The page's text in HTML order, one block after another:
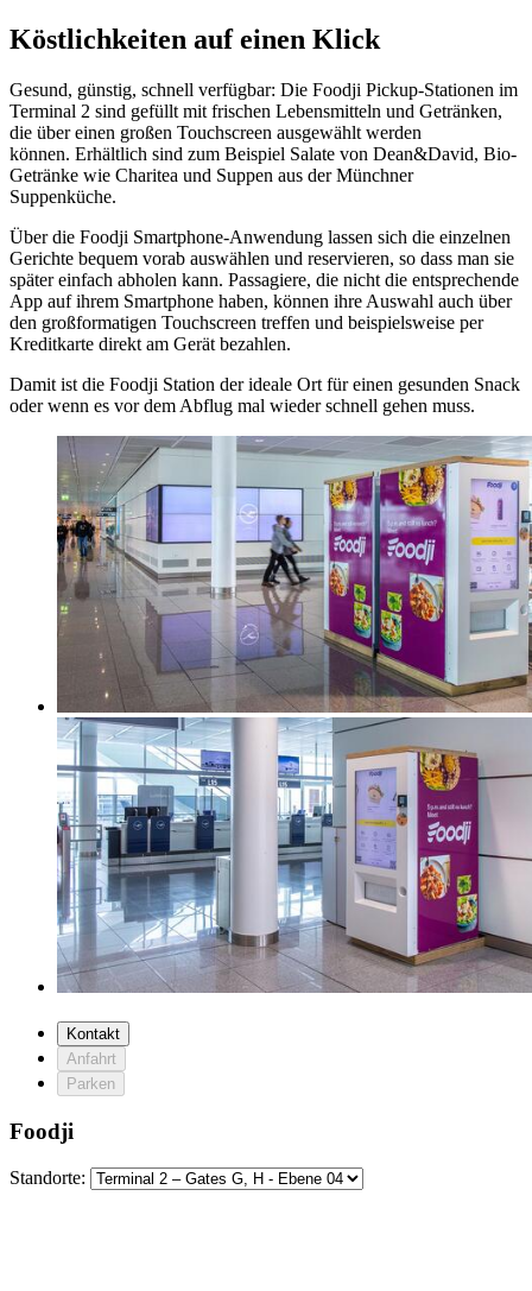
Köstlichkeiten auf einen Klick
Gesund, günstig, schnell verfügbar: Die Foodji Pickup-Stationen im
Terminal 2 sind gefüllt mit frischen Lebensmitteln und Getränken,
die über einen großen Touchscreen ausgewählt werden
können. Erhältlich sind zum Beispiel Salate von Dean&David, Bio-
Getränke wie Charitea und Suppen aus der Münchner
Suppenküche.
Über die Foodji Smartphone-Anwendung lassen sich die einzelnen
Gerichte bequem vorab auswählen und reservieren, so dass man sie
später einfach abholen kann. Passagiere, die nicht die entsprechende
App auf ihrem Smartphone haben, können ihre Auswahl auch über
den großformatigen Touchscreen treffen und beispielsweise per
Kreditkarte direkt am Gerät bezahlen.
Damit ist die Foodji Station der ideale Ort für einen gesunden Snack
oder wenn es vor dem Abflug mal wieder schnell gehen muss.
Kontakt
Anfahrt
Parken
Foodji
Standorte: